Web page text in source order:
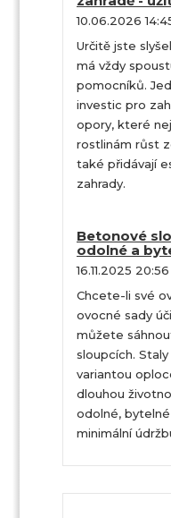
10.06.2026
Určitě jste
má vždy
pomocníků.
investic pro
opory, které
rostlinám růst
také přidávají
zahrady.
Betonové
odolné a
16.11.2025 20:56
Chcete-li své
ovocné sady
můžete
sloupcích.
variantou
dlouhou
odolné, bytelné
minimální